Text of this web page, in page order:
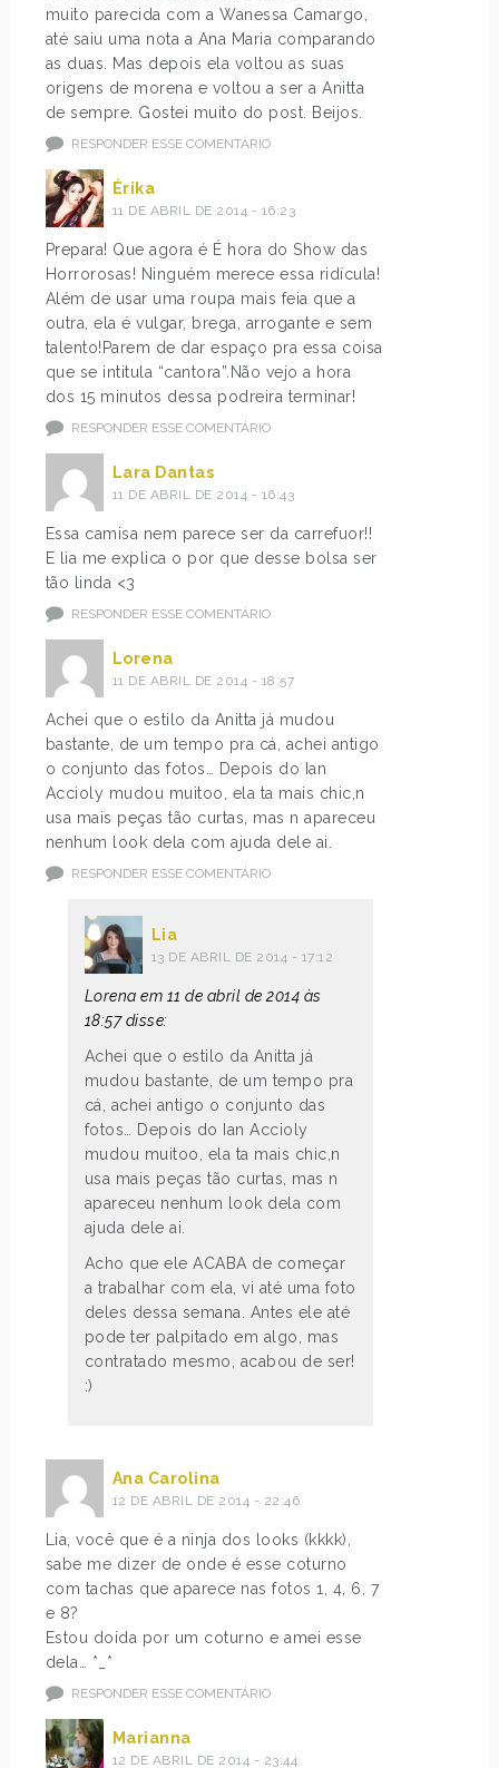
muito parecida com a Wanessa Camargo,
até saiu uma nota a Ana Maria comparando
as duas. Mas depois ela voltou as suas
origens de morena e voltou a ser a Anitta
de sempre. Gostei muito do post. Beijos.
RESPONDER ESSE COMENTÁRIO
Érika
11 DE ABRIL DE 2014 - 16:23
Prepara! Que agora é É hora do Show das
Horrorosas! Ninguém merece essa ridícula!
Além de usar uma roupa mais feia que a
outra, ela é vulgar, brega, arrogante e sem
talento!Parem de dar espaço pra essa coisa
que se intitula “cantora”.Não vejo a hora
dos 15 minutos dessa podreira terminar!
RESPONDER ESSE COMENTÁRIO
Lara Dantas
11 DE ABRIL DE 2014 - 16:43
Essa camisa nem parece ser da carrefuor!!
E lia me explica o por que desse bolsa ser
tão linda <3
RESPONDER ESSE COMENTÁRIO
Lorena
11 DE ABRIL DE 2014 - 18:57
Achei que o estilo da Anitta já mudou
bastante, de um tempo pra cá, achei antigo
o conjunto das fotos… Depois do Ian
Accioly mudou muitoo, ela ta mais chic,n
usa mais peças tão curtas, mas n apareceu
nenhum look dela com ajuda dele ai.
RESPONDER ESSE COMENTÁRIO
Lia
13 DE ABRIL DE 2014 - 17:12
Lorena em 11 de abril de 2014 às
18:57 disse:
Achei que o estilo da Anitta já
mudou bastante, de um tempo pra
cá, achei antigo o conjunto das
fotos… Depois do Ian Accioly
mudou muitoo, ela ta mais chic,n
usa mais peças tão curtas, mas n
apareceu nenhum look dela com
ajuda dele ai.
Acho que ele ACABA de começar
a trabalhar com ela, vi até uma foto
deles dessa semana. Antes ele até
pode ter palpitado em algo, mas
contratado mesmo, acabou de ser!
:)
Ana Carolina
12 DE ABRIL DE 2014 - 22:46
Lia, você que é a ninja dos looks (kkkk),
sabe me dizer de onde é esse coturno
com tachas que aparece nas fotos 1, 4, 6, 7
e 8?
Estou doida por um coturno e amei esse
dela… *_*
RESPONDER ESSE COMENTÁRIO
Marianna
12 DE ABRIL DE 2014 - 23:44